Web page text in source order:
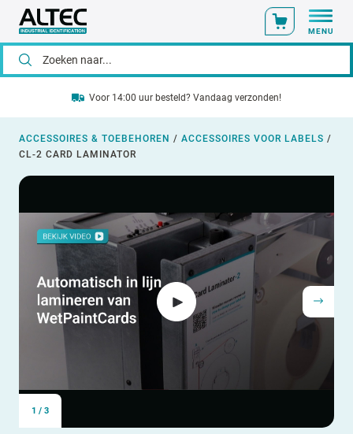
MENU
Voor 14:00 uur besteld? Vandaag verzonden!
ACCESSOIRES & TOEBEHOREN / ACCESSOIRES VOOR LABELS /
CL-2 CARD LAMINATOR
1 / 3